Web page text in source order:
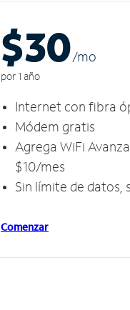
$30/mo
por 1 año
Internet con fibra
Módem gratis
Agrega WiFi
$10/mes
Sin límite de datos,
Comenzar